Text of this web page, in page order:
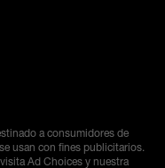
a consumidores de
usan con fines publicitarios.
Ad Choices y nuestra